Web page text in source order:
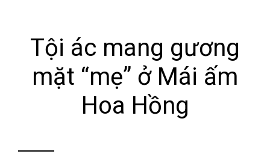
Tội ác mang gương
mặt “mẹ” ở Mái ấm
Hoa Hồng